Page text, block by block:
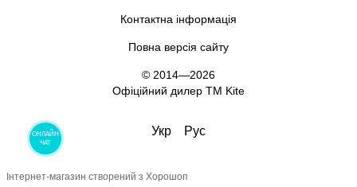
Контактна інформація
Повна версія сайту
© 2014—2026
Офіційний дилер ТМ Kite
Укр Рус
Інтернет-магазин створений з Хорошоп
ОНЛАЙН
ЧАТ